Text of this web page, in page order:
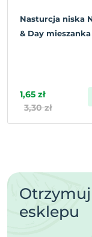
Nasturcja niska
& Day
1,65 zł
3,30 zł
esklepu